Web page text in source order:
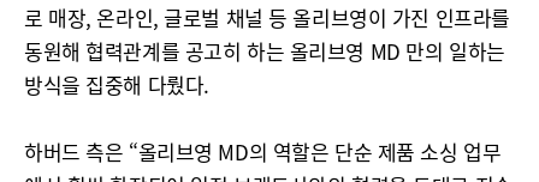
로 매장, 온라인, 글로벌 채널 등 올리브영이 가진 인프라를
동원해 협력관계를 공고히 하는 올리브영 MD 만의 일하는
방식을 집중해 다뤘다.
하버드 측은 “올리브영 MD의 역할은 단순 제품 소싱 업무